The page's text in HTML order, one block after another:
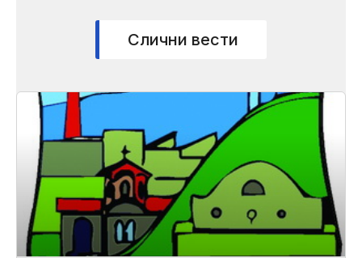
Слични вести